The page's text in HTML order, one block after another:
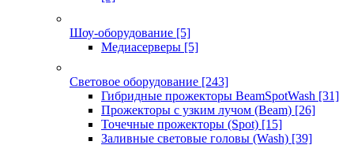
Шоу-оборудование [5]
Медиасерверы [5]
Световое оборудование [243]
Гибридные прожекторы BeamSpotWash [31]
Прожекторы с узким лучом (Beam) [26]
Точечные прожекторы (Spot) [15]
Заливные световые головы (Wash) [39]